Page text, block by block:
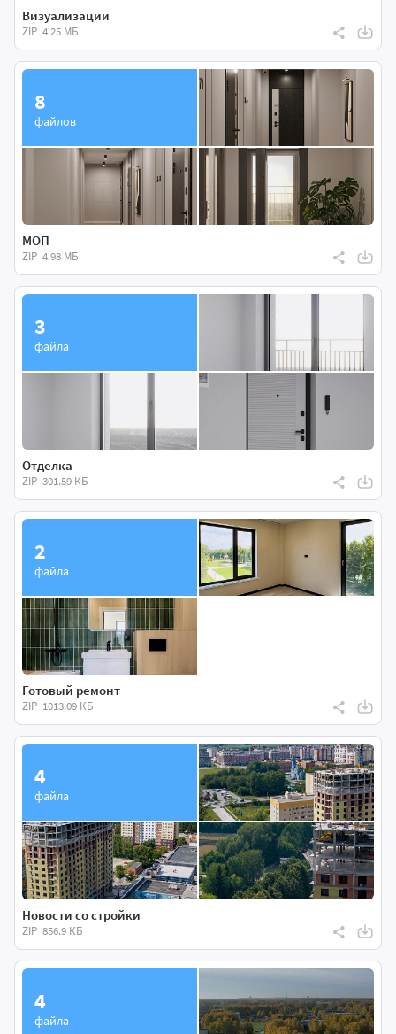
Визуализации
ZIP 4.25 МБ
8
файлов
МОП
ZIP 4.98 МБ
3
файла
Отделка
ZIP 301.59 КБ
2
файла
Готовый ремонт
ZIP 1013.09 КБ
4
файла
Новости со стройки
ZIP 856.9 КБ
4
файла